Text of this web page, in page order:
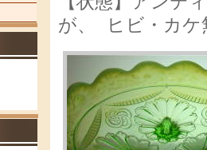
が、 ヒビ・カケ